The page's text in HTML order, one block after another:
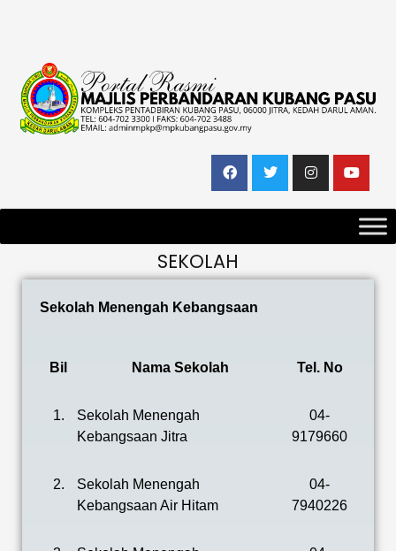
SEKOLAH
Sekolah Menengah Kebangsaan
Bil Nama Sekolah Tel. No
1.
Sekolah Menengah
Kebangsaan Jitra
04-
9179660
2.
Sekolah Menengah
Kebangsaan Air Hitam
04-
7940226